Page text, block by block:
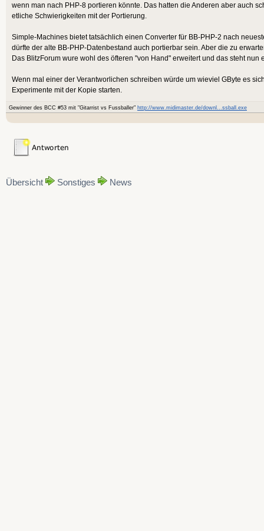
wenn man nach PHP-8 portieren könnte. Das hatten die Anderen aber auch
etliche Schwierigkeiten mit der Portierung.
Simple-Machines bietet tatsächlich einen Converter für BB-PHP-2 nach
dürfte der alte BB-PHP-Datenbestand auch portierbar sein. Aber die zu
Das BlitzForum wure wohl des öfteren "von Hand" erweitert und das steht nun
Wenn mal einer der Verantworlichen schreiben würde um wieviel GByte es
Experimente mit der Kopie starten.
Gewinner des BCC #53 mit "Gitarrist vs Fussballer" http://www.midimaster.de/downl...ssball.exe
Übersicht Sonstiges News